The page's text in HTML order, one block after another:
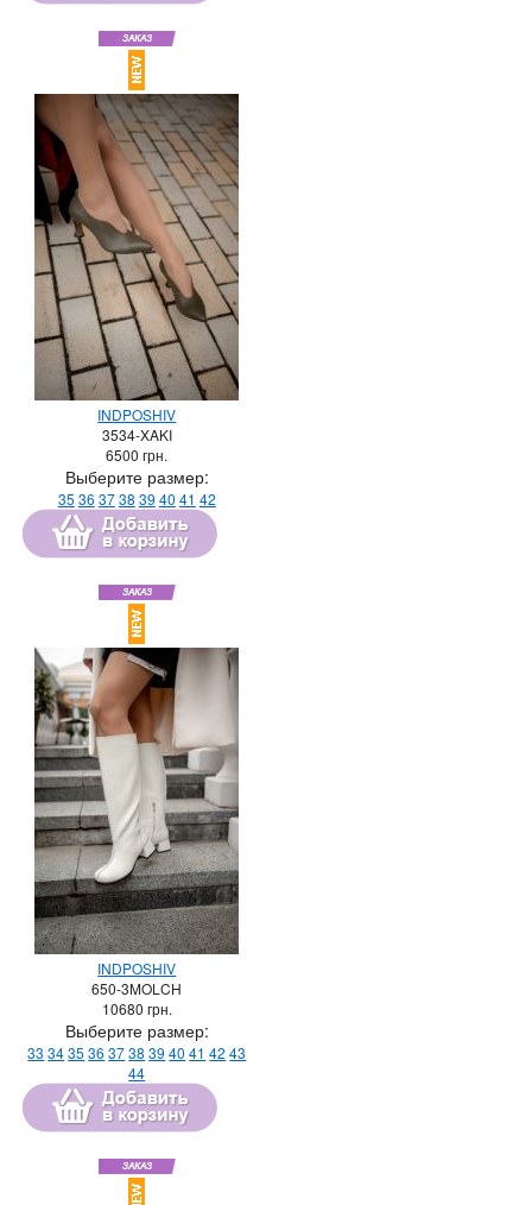
INDPOSHIV
3534-XAKI
6500 грн.
Выберите размер:
35 36 3738 39 40 41 42
INDPOSHIV
650-3MOLCH
10680 грн.
Выберите размер:
33 3435 36 3738 39 40 41 42 43
44